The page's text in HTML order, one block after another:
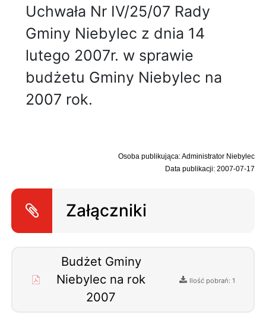
Uchwała Nr IV/25/07 Rady
Gminy Niebylec z dnia 14
lutego 2007r. w sprawie
budżetu Gminy Niebylec na
2007 rok.
Osoba publikująca: Administrator Niebylec
Data publikacji: 2007-07-17
Załączniki
Budżet Gminy
Niebylec na rok
2007
Ilość pobrań: 1